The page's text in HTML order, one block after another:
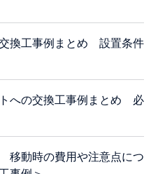
換工事例まとめ 設置条件
への交換工事例まとめ 必
移動時の費用や注意点につ